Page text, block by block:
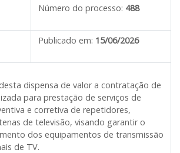
Número do processo: 488
Publicado em: 15/06/2026
dispensa de valor a contratação de
para prestação de serviços de
e corretiva de repetidores,
de televisão, visando garantir o
dos equipamentos de transmissão
de TV.